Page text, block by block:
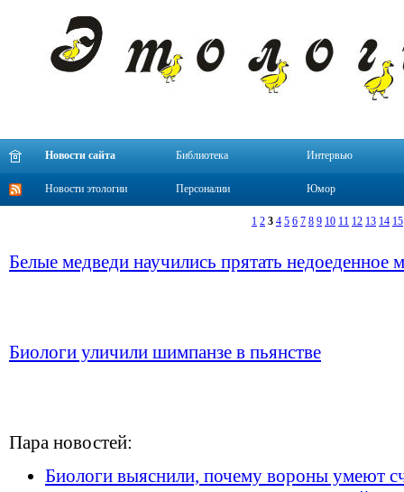
Новости сайта Библиотека Интервью
Новости этологии Персоналии Юмор
1 2 3 4 5 6 7 8 9 10 11 12 13 14 15
Белые медведи научились прятать недоеденное
Биологи уличили шимпанзе в пьянстве
Пара новостей:
Биологи выяснили, почему вороны умеют